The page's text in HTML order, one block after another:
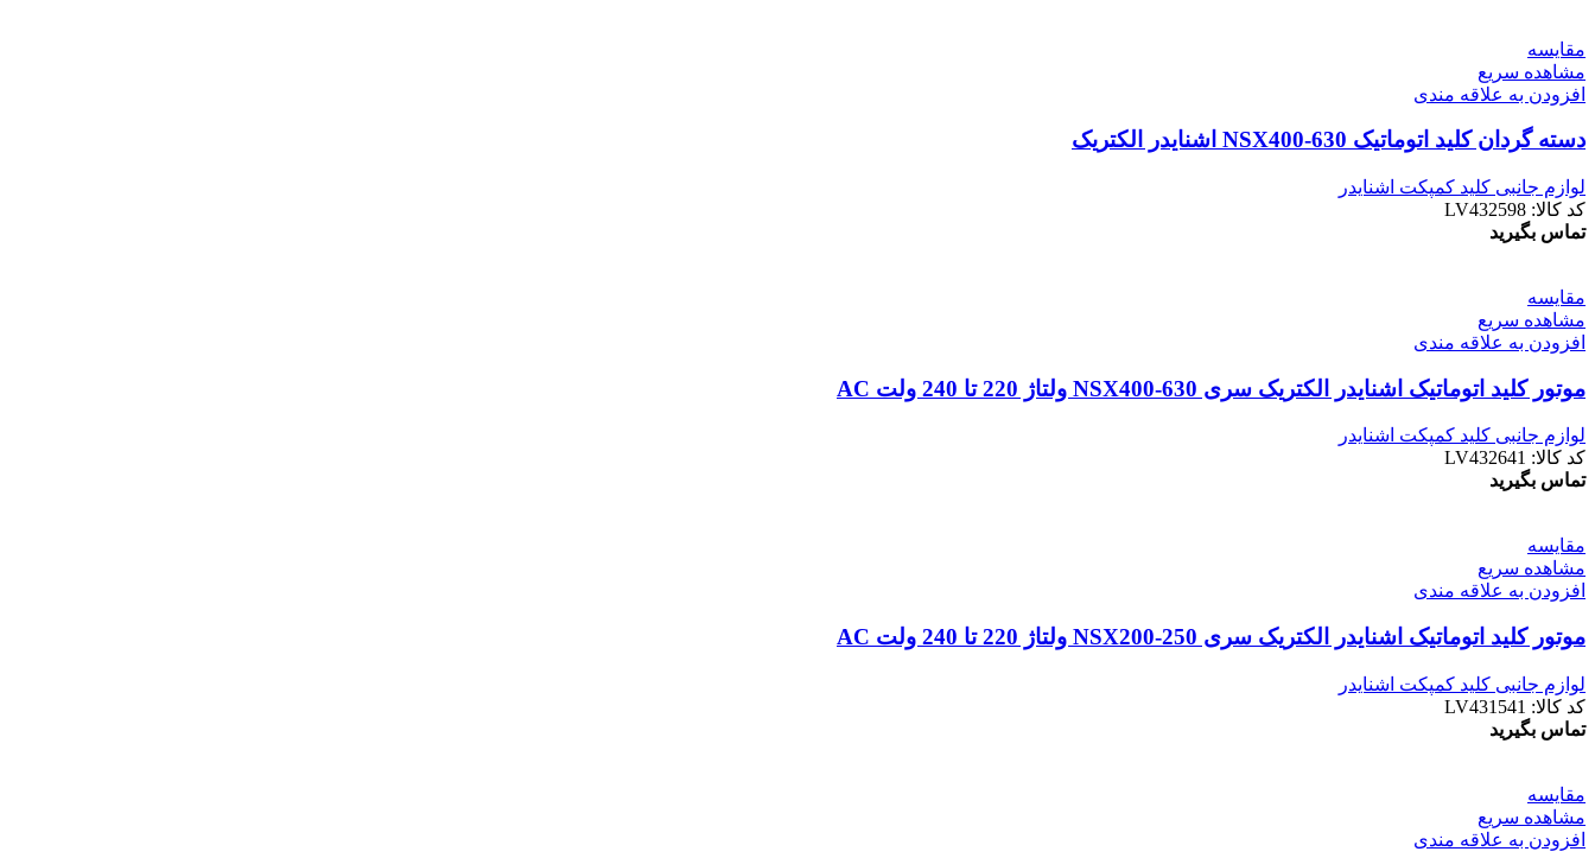
مقایسه
مشاهده سریع
افزودن به علاقه مندی
دسته گردان کليد اتوماتیک NSX400-630 اشنایدر الکتریک
لوازم جانبی کلید کمپکت اشنایدر
کد کالا: LV432598
تماس بگیرید
مقایسه
مشاهده سریع
افزودن به علاقه مندی
موتور کليد اتوماتیک اشنایدر الکتریک سری NSX400-630 ولتاژ 220 تا 240 ولت AC
لوازم جانبی کلید کمپکت اشنایدر
کد کالا: LV432641
تماس بگیرید
مقایسه
مشاهده سریع
افزودن به علاقه مندی
موتور کليد اتوماتیک اشنایدر الکتریک سری NSX200-250 ولتاژ 220 تا 240 ولت AC
لوازم جانبی کلید کمپکت اشنایدر
کد کالا: LV431541
تماس بگیرید
مقایسه
مشاهده سریع
افزودن به علاقه مندی